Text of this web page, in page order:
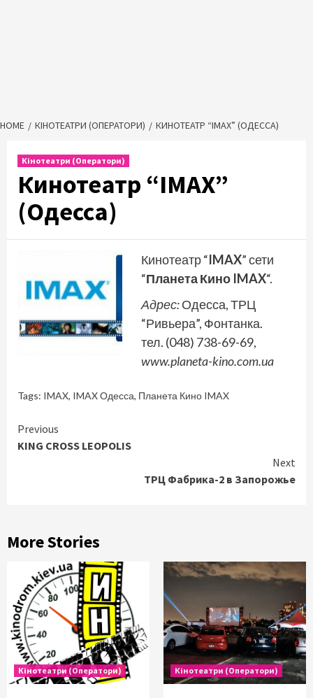
HOME КІНОТЕАТРИ (ОПЕРАТОРИ) КИНОТЕАТР “IMAX” (ОДЕССА)
Кінотеатри (Оператори)
Кинотеатр “IMAX”
(Одесса)
Кинотеатр “IMAX” сети
“Планета Кино IMAX“.
Адрес:Одесса, ТРЦ
“Ривьера”, Фонтанка.
тел. (048) 738-69-69,
www.planeta-kino.com.ua
Tags: IMAX, IMAX Одесса, Планета Кино IMAX
Continue
Reading
Previous
KING CROSS LEOPOLIS
Next
ТРЦ Фабрика-2 в Запорожье
More Stories
Кінотеатри (Оператори) Кінотеатри (Оператори)